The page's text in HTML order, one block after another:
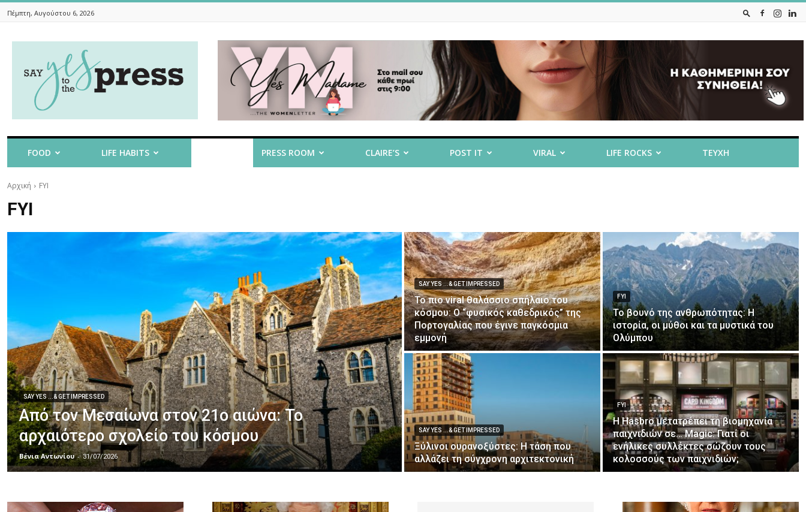
Πέμπτη, Αυγούστου 6, 2026
To
The
FOOD LIFE HABITS PRESS ROOM CLAIRE’S POST IT VIRAL LIFE ROCKS ΤΕΥΧΗ
Αρχική FYI
FYI
SAY YES ...& GET IMPRESSED
Από τον Μεσαίωνα στον 21ο αιώνα: Το
αρχαιότερο σχολείο του κόσμου
Βένια Αντωνίου - 31/07/2026
SAY YES ...& GET IMPRESSED
Το πιο viral θαλάσσιο σπήλαιο του
κόσμου: Ο “φυσικός καθεδρικός” της
Πορτογαλίας που έγινε παγκόσμια
εμμονή
FYI
Το βουνό της ανθρωπότητας: Η
ιστορία, οι μύθοι και τα μυστικά του
Ολύμπου
SAY YES ...& GET IMPRESSED
Ξύλινοι ουρανοξύστες: Η τάση που
αλλάζει τη σύγχρονη αρχιτεκτονική
FYI
Η Hasbro μετατρέπει τη βιομηχανία
παιχνιδιών σε… Magic: Γιατί οι
ενήλικες συλλέκτες σώζουν τους
κολοσσούς των παιχνιδιών;